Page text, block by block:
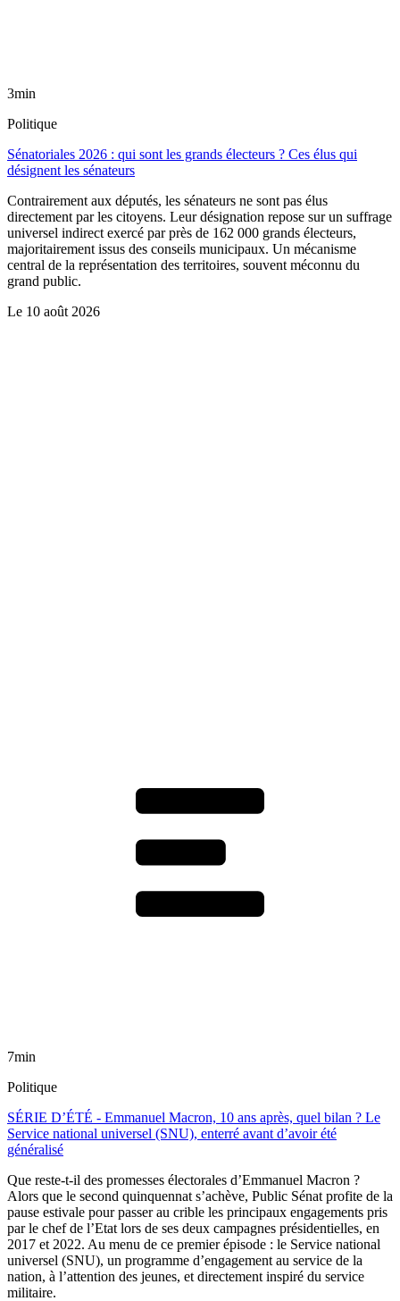
3min
Politique
Sénatoriales 2026 : qui sont les grands électeurs ? Ces élus qui
désignent les sénateurs
Contrairement aux députés, les sénateurs ne sont pas élus
directement par les citoyens. Leur désignation repose sur un suffrage
universel indirect exercé par près de 162 000 grands électeurs,
majoritairement issus des conseils municipaux. Un mécanisme
central de la représentation des territoires, souvent méconnu du
grand public.
Le 10 août 2026
7min
Politique
SÉRIE D’ÉTÉ - Emmanuel Macron, 10 ans après, quel bilan ? Le
Service national universel (SNU), enterré avant d’avoir été
généralisé
Que reste-t-il des promesses électorales d’Emmanuel Macron ?
Alors que le second quinquennat s’achève, Public Sénat profite de la
pause estivale pour passer au crible les principaux engagements pris
par le chef de l’Etat lors de ses deux campagnes présidentielles, en
2017 et 2022. Au menu de ce premier épisode : le Service national
universel (SNU), un programme d’engagement au service de la
nation, à l’attention des jeunes, et directement inspiré du service
militaire.